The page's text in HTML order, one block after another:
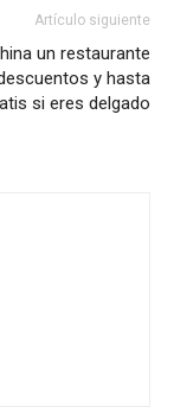
Artículo siguiente
un restaurante
y hasta
si eres delgado